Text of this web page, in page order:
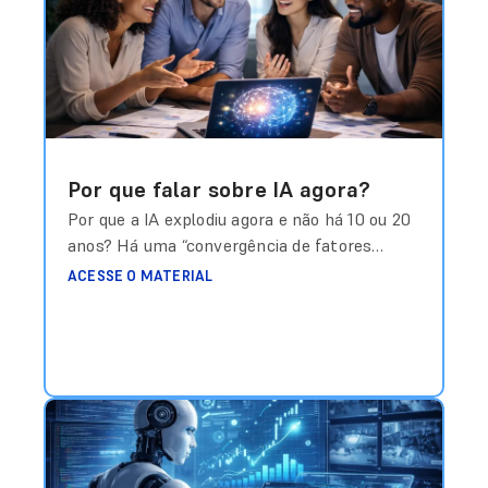
comoLer mais
Por que falar sobre IA agora?
Por que a IA explodiu agora e não há 10 ou 20
anos? Há uma “convergência de fatores
críticos” que criou o momento perfeito para a
ACESSE O MATERIAL